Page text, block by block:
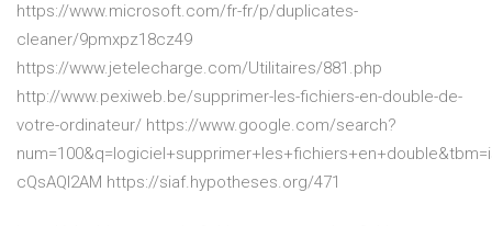
https://www.microsoft.com/fr-fr/p/duplicates-
cleaner/9pmxpz18cz49
https://www.jetelecharge.com/Utilitaires/881.php
http://www.pexiweb.be/supprimer-les-fichiers-en-double-de-
votre-ordinateur/ https://www.google.com/search?
cQsAQI2AM https://siaf.hypotheses.org/471